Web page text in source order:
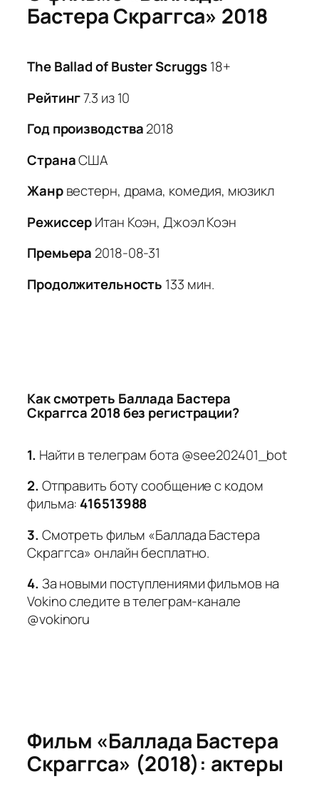
Бастера Скраггса» 2018
The Ballad of Buster Scruggs18+
Рейтинг7.3 из 10
Год производства2018
СтранаСША
Жанрвестерн, драма, комедия, мюзикл
РежиссерИтан Коэн, Джоэл Коэн
Премьера 2018-08-31
Продолжительность 133 мин.
Как смотреть Баллада Бастера
Скраггса 2018 без регистрации?
1. Найти в телеграм бота @see202401_bot
2. Отправить боту сообщение с кодом
фильма: 416513988
3. Смотреть фильм «Баллада Бастера
Скраггса» онлайн бесплатно.
4. За новыми поступлениями фильмов на
Vokino следите в телеграм-канале
@vokinoru
Фильм «Баллада Бастера
Скраггса» (2018): актеры